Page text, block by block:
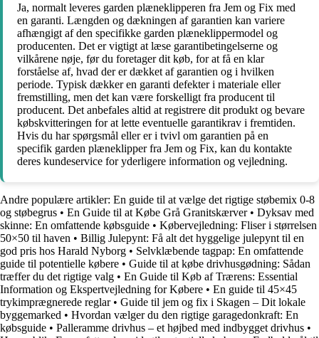
Ja, normalt leveres garden plæneklipperen fra Jem og Fix med
en garanti. Længden og dækningen af garantien kan variere
afhængigt af den specifikke garden plæneklippermodel og
producenten. Det er vigtigt at læse garantibetingelserne og
vilkårene nøje, før du foretager dit køb, for at få en klar
forståelse af, hvad der er dækket af garantien og i hvilken
periode. Typisk dækker en garanti defekter i materiale eller
fremstilling, men det kan være forskelligt fra producent til
producent. Det anbefales altid at registrere dit produkt og bevare
købskvitteringen for at lette eventuelle garantikrav i fremtiden.
Hvis du har spørgsmål eller er i tvivl om garantien på en
specifik garden plæneklipper fra Jem og Fix, kan du kontakte
deres kundeservice for yderligere information og vejledning.
Andre populære artikler: En guide til at vælge det rigtige støbemix 0-8
og støbegrus • En Guide til at Købe Grå Granitskærver• Dyksav med
skinne: En omfattende købsguide • Købervejledning: Fliser i størrelsen
50×50 til haven • Billig Julepynt: Få alt det hyggelige julepynt til en
god pris hos Harald Nyborg • Selvklæbende tagpap: En omfattende
guide til potentielle købere • Guide til at købe drivhusgødning: Sådan
træffer du det rigtige valg • En Guide til Køb af Trærens: Essential
Information og Ekspertvejledning for Købere • En guide til 45×45
trykimprægnerede reglar• Guide til jem og fix i Skagen – Dit lokale
byggemarked • Hvordan vælger du den rigtige garagedonkraft: En
købsguide • Palleramme drivhus – et højbed med indbygget drivhus •